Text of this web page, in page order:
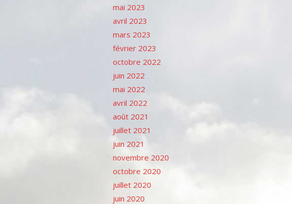
mai 2023
avril 2023
mars 2023
février 2023
octobre 2022
juin 2022
mai 2022
avril 2022
août 2021
juillet 2021
juin 2021
novembre 2020
octobre 2020
juillet 2020
juin 2020